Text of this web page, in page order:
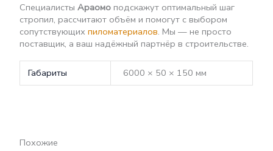
СпециалистыАраомо подскажут оптимальный шаг
стропил, рассчитают объём и помогут с выбором
сопутствующихпиломатериалов. Мы — не просто
поставщик, а ваш надёжный партнёр в строительстве.
Габариты 6000 × 50 × 150 мм
Похожие